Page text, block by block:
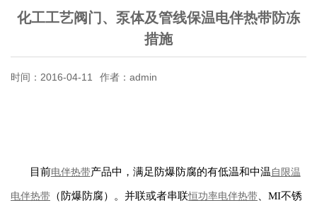
化工工艺阀门、泵体及管线保温电伴热带防冻
措施
时间：2016-04-11 作者：admin
目前电伴热带产品中，满足防爆防腐的有低温和中温 自限温
电伴热带 （防爆防腐）。并联或者串联恒功率电伴热带 、MI不锈